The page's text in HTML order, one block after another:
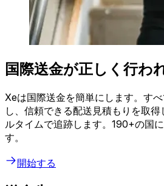
国際送金が正しく行わ
Xeは国際送金を簡単にします。す
し、信頼できる配送見積もりを取
ルタイムで追跡します。190+の国
す。
開始する